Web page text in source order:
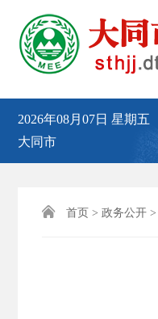
2026年08月07日 星期五
大同市
 首页 > 政务公开 >